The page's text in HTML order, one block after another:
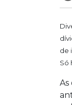
de
Só
As